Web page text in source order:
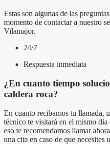
Estas son algunas de las
momento de contactar a nuestro
Vilamajor.
24/7
Respuesta inmediata
¿En cuanto tiempo
caldera roca?
En cuanto recibamos tu llamada,
técnico te visitará en el mismo
eso te recomendamos llamar
una cita en caso de que necesites